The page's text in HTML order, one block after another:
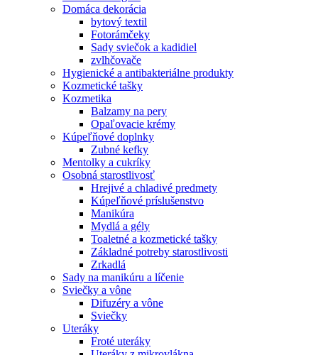
Domáca dekorácia
bytový textil
Fotorámčeky
Sady sviečok a kadidiel
zvlhčovače
Hygienické a antibakteriálne produkty
Kozmetické tašky
Kozmetika
Balzamy na pery
Opaľovacie krémy
Kúpeľňové doplnky
Zubné kefky
Mentolky a cukríky
Osobná starostlivosť
Hrejivé a chladivé predmety
Kúpeľňové príslušenstvo
Manikúra
Mydlá a gély
Toaletné a kozmetické tašky
Základné potreby starostlivosti
Zrkadlá
Sady na manikúru a líčenie
Sviečky a vône
Difuzéry a vône
Sviečky
Uteráky
Froté uteráky